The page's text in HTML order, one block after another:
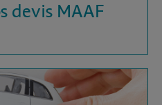
devis MAAF